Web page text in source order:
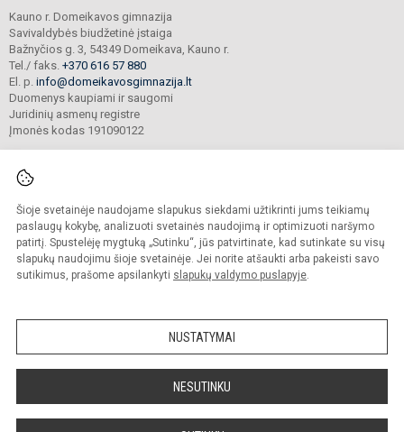
Šioje svetainėje naudojame slapukus siekdami užtikrinti jums teikiamų
paslaugų kokybę, analizuoti svetainės naudojimą ir optimizuoti naršymo
patirtį. Spustelėję mygtuką „Sutinku“, jūs patvirtinate, kad sutinkate su visų
slapukų naudojimu šioje svetainėje. Jei norite atšaukti arba pakeisti savo
sutikimus, prašome apsilankyti slapukų valdymo puslapyje.
NUSTATYMAI
NESUTINKU
Kauno r. Domeikavos gimnazija
Savivaldybės biudžetinė įstaiga
Bažnyčios g. 3, 54349 Domeikava, Kauno r.
Tel./ faks. +370 616 57 880
El. p. info@domeikavosgimnazija.lt
Duomenys kaupiami ir saugomi
Juridinių asmenų registre
Įmonės kodas 191090122
© 2021. Kauno r. Domeikavos gimnazija. Visos teisės saugomos.
Kopijuoti turinį be raštiško gimnazijos sutikimo griežtai draudžiama.
Prieinamumo paraiška Slapukų valdymas
Sumanus būdas atnaujinti